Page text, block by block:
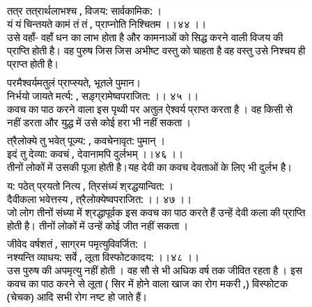
तत्र तत्रार्थलाभश्च , विजय: सार्वकामिक: ।
यं यं चिन्तयते कामं तं तं , प्राप्नोति निश्चितम ।।४४ ।।
उसे वहाँ- वहाँ धन का लाभ होता है और कामनाओं को सिद्ध करने वाली विजय की
प्राप्ति होती है। वह पुरुष जिस जिस अभीष्ट वस्तु को चाहता है वह वस्तु उसे निश्चय ही
प्राप्त होती है।
परमैश्वर्यमतुलं प्राप्स्यते, भूतले पुमान।
निर्भयो जायते मर्त्य: , सड़्ग्रामेष्वपराजित: ।। ४५ ।।
कवच का पाठ करने वाला इस पृथ्वी पर अतुल ऐश्वर्य प्राप्त करता है । वह किसी से
नहीं डरता और युद्ध में उसे कोई हरा भी नहीं सकता ।
त्रैलोक्ये तु भवेत् पूज्य: , कवचेनावृत: पुमान् ।
इदं तु देव्या: कवचं , देवानामपि दुर्लभम् ।।४६ ।।
तीनों लोकों में उसकी पूजा होती है।यह देवी का कवच देवताओं के लिए भी दुर्लभ है।
य: पठेत् प्रयतो नित्य , त्रिसंध्यं श्रद्धयान्वित: ।
दैवीकला भवेत्तस्य , त्रैलोक्येष्वपराजित: ।। ४७ ।।
जो लोग तीनों संध्या में श्रद्धापूर्वक इस कवच का पाठ करते हैं उन्हें देवी कला की प्राप्ति
होती है। तीनों लोकों में उन्हें कोई जीत नहीं सकता ।
जीवेद वर्षशतं , साग्रम पमृत्युविवर्जित: ।
नश्यन्ति व्याधय: सर्वे , लूता विस्फोटकादय: ।।४८ ।।
उस पुरुष की अपमृत्यु नहीं होती । वह सौ से भी अधिक वर्ष तक जीवित रहता है । इस
कवच का पाठ करने से लूता ( सिर में होने वाला खाज का रोग मकरी ,) विस्फोटक
(चेचक) आदि सभी रोग नष्ट हो जाते हैं।